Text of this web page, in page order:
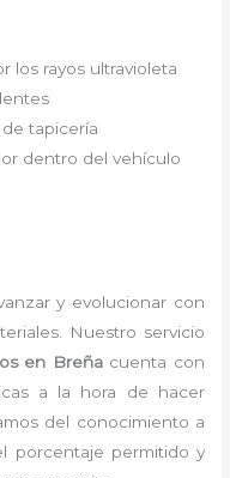
los rayos ultravioleta
tapicería
dentro del vehículo
y evolucionar con
Nuestro servicio
en Breñacuenta con
a la hora de hacer
del conocimiento a
porcentaje permitido y